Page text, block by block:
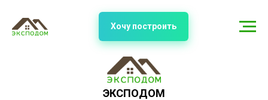
ЭКСПОДОМ
Хочу построить